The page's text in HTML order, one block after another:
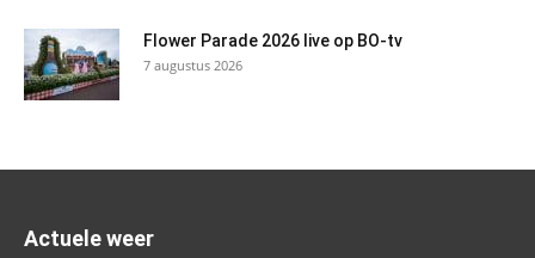
Flower Parade 2026 live op BO-tv
7 augustus 2026
Actuele weer